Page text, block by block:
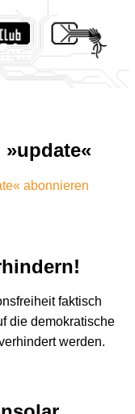
»update«
abonnieren
faktisch
die demokratische
werden.